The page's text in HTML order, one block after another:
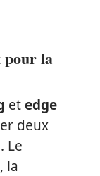
pour la
etedge
deux
Le
la